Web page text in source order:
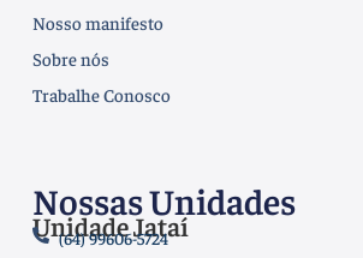
Nosso manifesto
Sobre nós
Trabalhe Conosco
Nossas Unidades
Unidade Jataí
(64) 99606-5724